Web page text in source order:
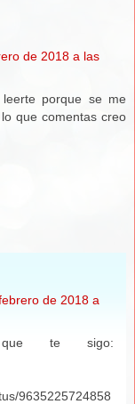
de 2018 a las
porque se me
que comentas creo
de 2018 a
te sigo:
9635225724858